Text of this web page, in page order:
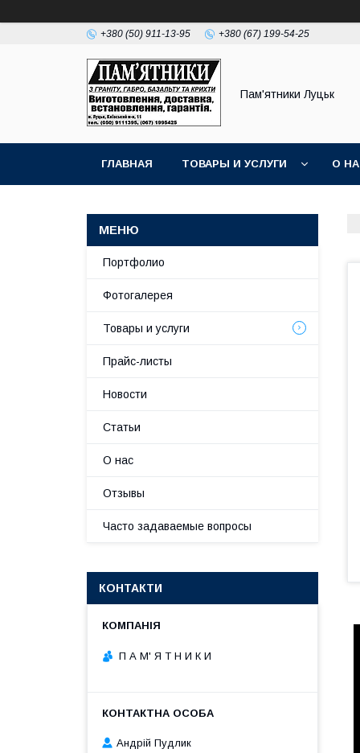
+380 (50) 911-13-95 +380 (67) 199-54-25
Пам'ятники Луцьк
ГЛАВНАЯ ТОВАРЫ И УСЛУГИ О
Портфолио
Фотогалерея
Товары и услуги
Прайс-листы
Новости
Статьи
О нас
Отзывы
Часто задаваемые вопросы
КОНТАКТИ
П А М' Я Т Н И К И
Андрій Пудлик